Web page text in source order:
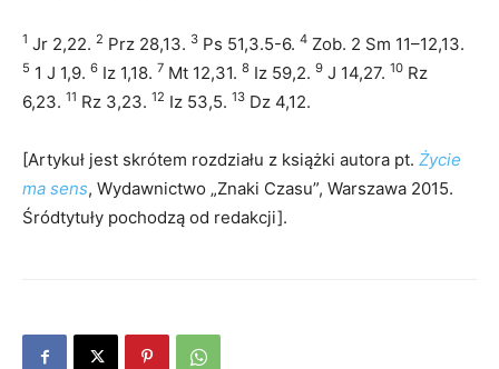
1 Jr 2,22. 2 Prz 28,13. 3 Ps 51,3.5-6. 4 Zob. 2 Sm 11–12,13.
5 1 J 1,9. 6 Iz 1,18. 7 Mt 12,31. 8 Iz 59,2. 9 J 14,27. 10 Rz
6,23. 11 Rz 3,23. 12 Iz 53,5. 13 Dz 4,12.
[Artykuł jest skrótem rozdziału z książki autora pt. Życie
ma sens, Wydawnictwo „Znaki Czasu”, Warszawa 2015.
Śródtytuły pochodzą od redakcji].